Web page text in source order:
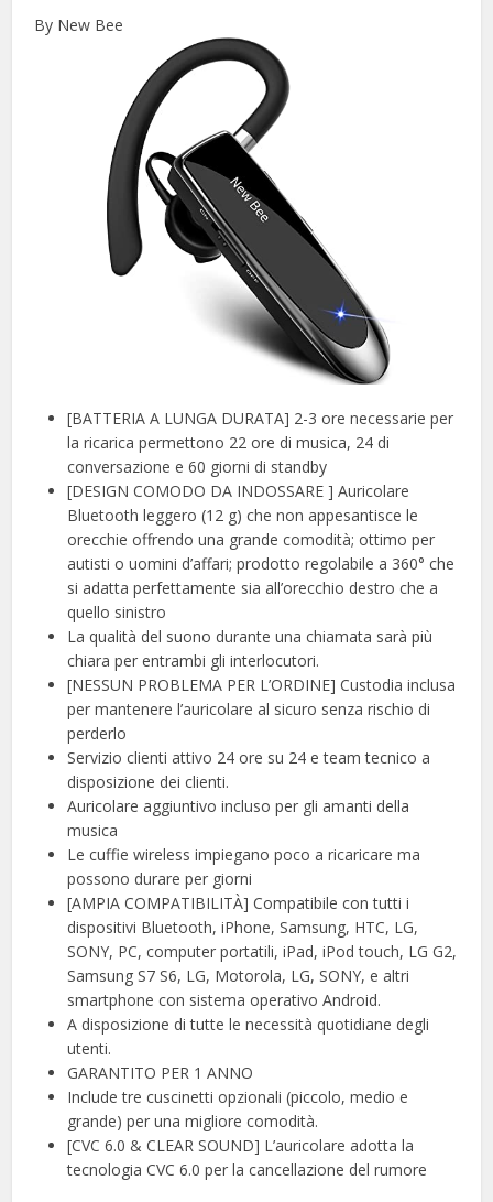
By New Bee
[BATTERIA A LUNGA DURATA] 2-3 ore necessarie per
la ricarica permettono 22 ore di musica, 24 di
conversazione e 60 giorni di standby
[DESIGN COMODO DA INDOSSARE ] Auricolare
Bluetooth leggero (12 g) che non appesantisce le
orecchie offrendo una grande comodità; ottimo per
autisti o uomini d’affari; prodotto regolabile a 360° che
si adatta perfettamente sia all’orecchio destro che a
quello sinistro
La qualità del suono durante una chiamata sarà più
chiara per entrambi gli interlocutori.
[NESSUN PROBLEMA PER L’ORDINE] Custodia inclusa
per mantenere l’auricolare al sicuro senza rischio di
perderlo
Servizio clienti attivo 24 ore su 24 e team tecnico a
disposizione dei clienti.
Auricolare aggiuntivo incluso per gli amanti della
musica
Le cuffie wireless impiegano poco a ricaricare ma
possono durare per giorni
[AMPIA COMPATIBILITÀ] Compatibile con tutti i
dispositivi Bluetooth, iPhone, Samsung, HTC, LG,
SONY, PC, computer portatili, iPad, iPod touch, LG G2,
Samsung S7 S6, LG, Motorola, LG, SONY, e altri
smartphone con sistema operativo Android.
A disposizione di tutte le necessità quotidiane degli
utenti.
GARANTITO PER 1 ANNO
Include tre cuscinetti opzionali (piccolo, medio e
grande) per una migliore comodità.
[CVC 6.0 & CLEAR SOUND] L’auricolare adotta la
tecnologia CVC 6.0 per la cancellazione del rumore